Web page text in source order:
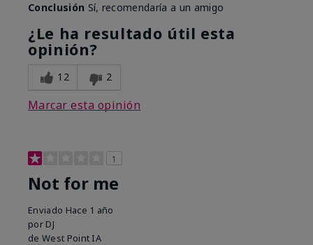
Conclusión Sí, recomendaría a un amigo
¿Le ha resultado útil esta
opinión?
12 2
Marcar esta opinión
1
Not for me
Enviado Hace 1 año
por DJ
de West Point IA